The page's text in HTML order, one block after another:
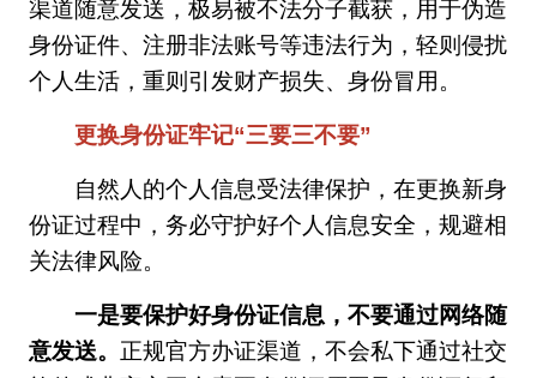
渠道随意发送，极易被不法分子截获，用于伪造
身份证件、注册非法账号等违法行为，轻则侵扰
个人生活，重则引发财产损失、身份冒用。
更换身份证牢记“三要三不要”
自然人的个人信息受法律保护，在更换新身
份证过程中，务必守护好个人信息安全，规避相
关法律风险。
一是要保护好身份证信息，不要通过网络随
意发送。 正规官方办证渠道，不会私下通过社交